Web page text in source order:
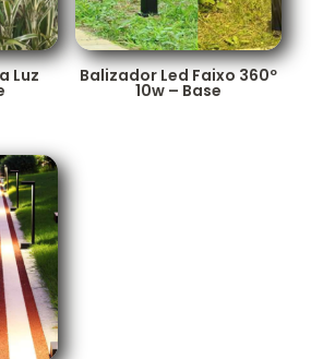
Luz Balizador Led Faixo 360º
10w – Base